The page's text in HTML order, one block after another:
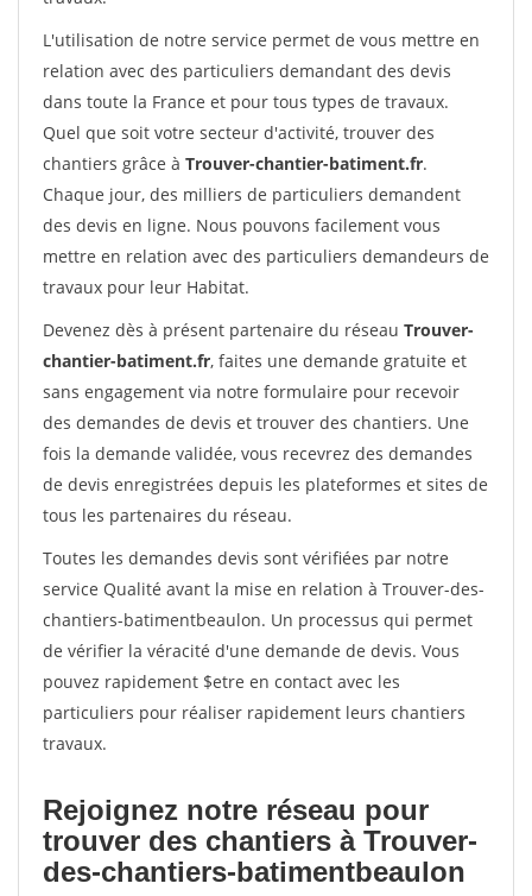
L'utilisation de notre service permet de vous mettre en
relation avec des particuliers demandant des devis
dans toute la France et pour tous types de travaux.
Quel que soit votre secteur d'activité, trouver des
chantiers grâce à Trouver-chantier-batiment.fr.
Chaque jour, des milliers de particuliers demandent
des devis en ligne. Nous pouvons facilement vous
mettre en relation avec des particuliers demandeurs de
travaux pour leur Habitat.
Devenez dès à présent partenaire du réseau Trouver-
chantier-batiment.fr, faites une demande gratuite et
sans engagement via notre formulaire pour recevoir
des demandes de devis et trouver des chantiers. Une
fois la demande validée, vous recevrez des demandes
de devis enregistrées depuis les plateformes et sites de
tous les partenaires du réseau.
Toutes les demandes devis sont vérifiées par notre
service Qualité avant la mise en relation à Trouver-des-
chantiers-batimentbeaulon. Un processus qui permet
de vérifier la véracité d'une demande de devis. Vous
pouvez rapidement $etre en contact avec les
particuliers pour réaliser rapidement leurs chantiers
travaux.
Rejoignez notre réseau pour
trouver des chantiers à Trouver-
des-chantiers-batimentbeaulon